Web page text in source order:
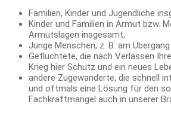
Familien, Kinder und Jugendliche
Kinder und Familien in Armut bzw.
Armutslagen insgesamt,
Junge Menschen, z. B. am
Geflüchtete, die nach Verlassen
Krieg hier Schutz und ein neues
andere Zugewanderte, die schnell
und oftmals eine Lösung für den
Fachkraftmangel auch in unserer